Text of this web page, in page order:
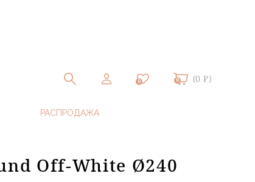
0 0 (0 ₽)
Off-White Ø240